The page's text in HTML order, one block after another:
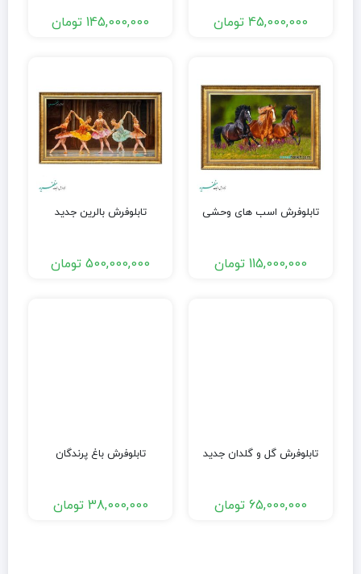
45,000,000 تومان 145,000,000 تومان
تابلوفرش اسب های وحشی
115,000,000 تومان
تابلوفرش بالرین جدید
500,000,000 تومان
تابلوفرش گل و گلدان جدید
65,000,000 تومان
تابلوفرش باغ پرندگان
38,000,000 تومان